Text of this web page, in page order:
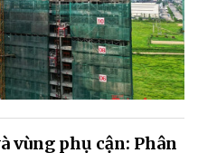
vùng phụ cận: Phân